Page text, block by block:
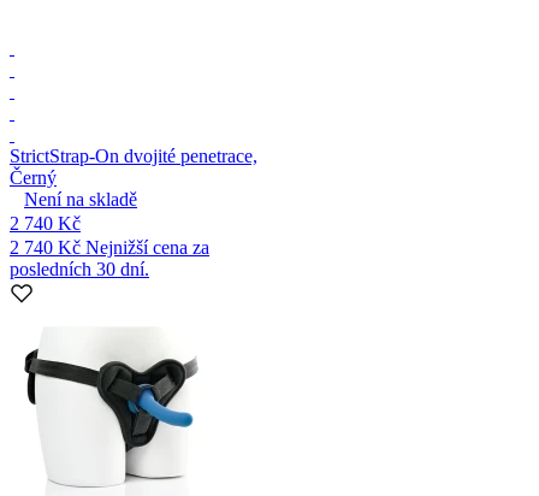
StrictStrap-On dvojité penetrace,
Černý
Není na skladě
2 740 Kč
2 740 Kč Nejnižší cena za
posledních 30 dní.